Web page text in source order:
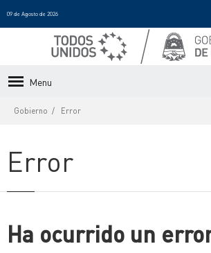
09 de Agosto de 2026
Menu
Gobierno Error
Error
Ha ocurrido un